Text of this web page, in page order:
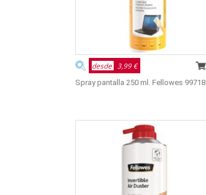
desde 3,99 €
Spray pantalla 250 ml. Fellowes 99718